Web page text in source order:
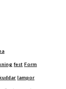
fest Form
lampor